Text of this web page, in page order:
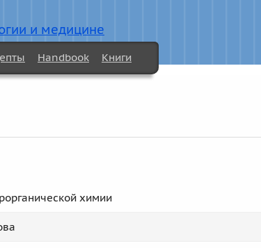
и медицине
Handbook Книги
химии